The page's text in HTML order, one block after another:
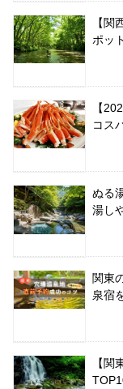
【
ポッ
【
コス
ぬる
湯し
関東
泉宿
【